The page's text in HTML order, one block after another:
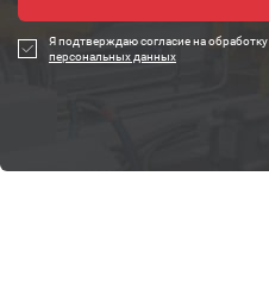
Я подтверждаю согласие на обработку
персональных данных